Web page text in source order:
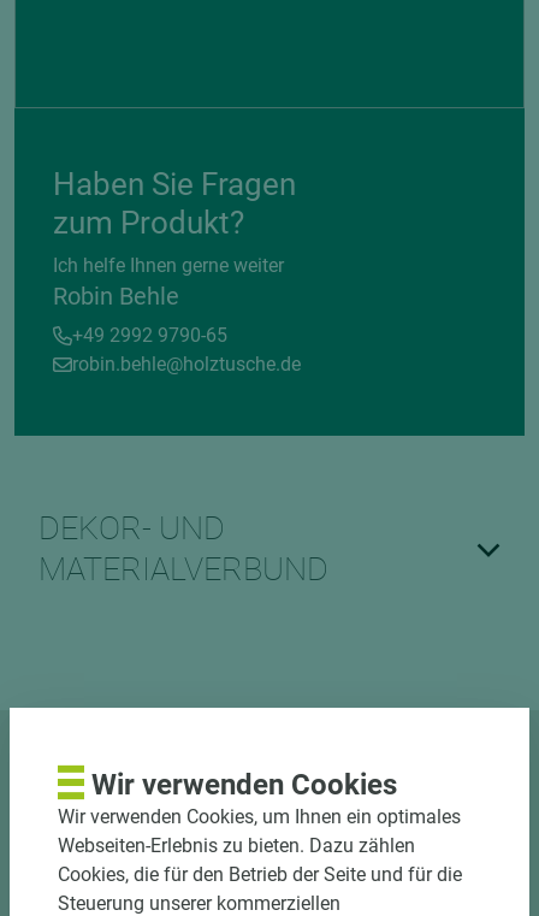
Haben Sie Fragen
zum Produkt?
Ich helfe Ihnen gerne weiter
Robin Behle
+49 2992 9790-65
robin.behle@holztusche.de
DEKOR- UND
MATERIALVERBUND
Dieses Produkt beraten wir in
unserer Ausstellung
Besuchen Sie unsere Ausstellung und nutzen Sie
unser Know-How für Trends, Farben und Räume.
Wir verwenden Cookies
Wir verwenden Cookies, um Ihnen ein optimales
Webseiten-Erlebnis zu bieten. Dazu zählen
Cookies, die für den Betrieb der Seite und für die
Steuerung unserer kommerziellen